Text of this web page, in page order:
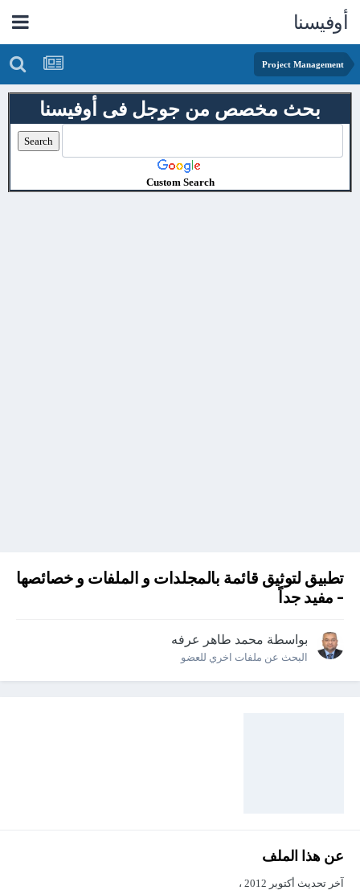
أوفيسنا
Project Management
بحث مخصص من جوجل فى أوفيسنا
Custom Search
تطبيق لتوثيق قائمة بالمجلدات و الملفات و خصائصها
- مفيد جداً
بواسطة محمد طاهر عرفه
البحث عن ملفات اخري للعضو
عن هذا الملف
آخر تحديث أكتوبر 2012 ،